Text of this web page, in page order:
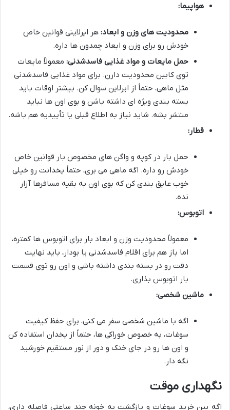
هواپیما:
محدودیت های وزن و ابعاد: هر ایرلاینی قوانین خاص
خودش رو برای وزن و ابعاد چمدون ها داره.
حمل مایعات و مواد غذایی فاسدشدنی: معمولاً مایعات
توی کابین محدودیت دارن. برای مواد غذایی فاسدشدنی
مثل ماهی، حتماً از ایرلاین سوال کن. بیشتر اوقات باید
بسته بندی ویژه ای داشته باشن و بوی اون ها نباید
منتشر بشه. شاید نیاز به اطلاع قبلی یا تأییدیه هم باشه.
قطار:
حمل بار در کوپه و واگن های مخصوص بار قوانین خاص
خودش رو داره. اگه ماهی می بری، حتماً یخدانت رو خیلی
خوب عایق بندی کن که بوی اون به بقیه مسافرها آزار
نده.
اتوبوس:
معمولاً محدودیت وزن و ابعاد بار برای اتوبوس ها کمتره،
اما باز هم برای اقلام فاسدشدنی یا بودار، باید نهایت
دقت رو در بسته بندی داشته باشی و اون رو توی قسمت
بار اتوبوس بذاری.
ماشین شخصی:
اگه با ماشین شخصی سفر می کنی، برای حفظ کیفیت
سوغات، به خصوص خوراکی ها، حتماً از یخدان استفاده کن
و اون ها رو در جای خنک و دور از نور مستقیم خورشید
نگه دار.
نگهداری موقت
اگه بین خرید سوغات و بازگشت به خونه چند ساعتی فاصله داری،